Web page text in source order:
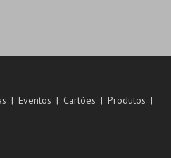
Eventos Cartões
Produtos